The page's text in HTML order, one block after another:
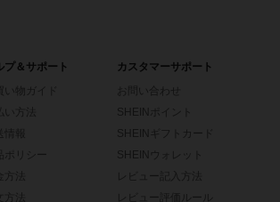
プ＆サポート
い物ガイド
い方法
ポリシー
カスタマーサポート
お問い合わせ
SHEINポイント
SHEINギフトカード
SHEINウォレット
レビュー記入方法
レビュー評価ルール